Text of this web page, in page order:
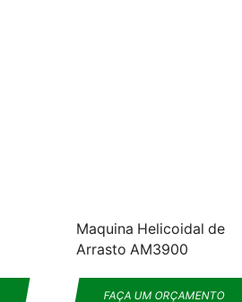
Maquina Helicoidal de
Arrasto AM3900
FAÇA UM ORÇAMENTO